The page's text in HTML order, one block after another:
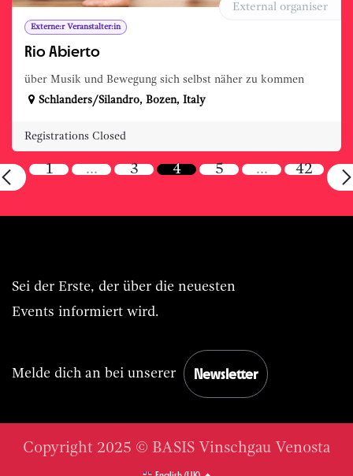
Externe:r Veranstalter:in
Rio Abierto
über Musik und Bewegung sich selbst näher zu kommen
External organiser
Schlanders/Silandro, Bozen, Italy
Registrations Closed
1 … 3 4 5 … 42
Sei der Erste, der über die neuesten
Events informiert wird.
Melde dich an bei unserer Newsletter
Copyright 2025 © BASIS Vinschgau Venosta